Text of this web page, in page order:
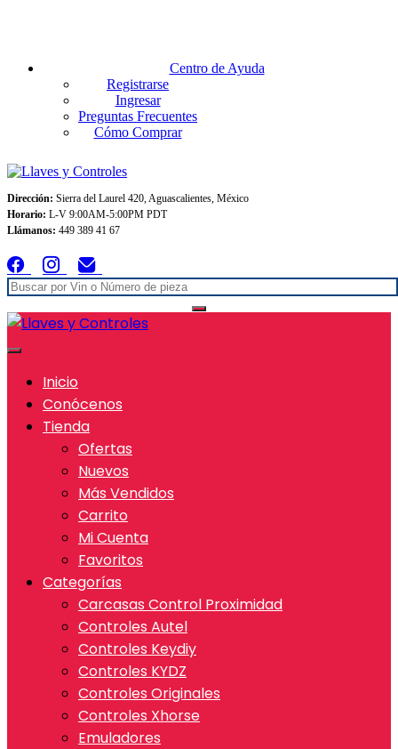
Centro de Ayuda
Registrarse
Ingresar
Preguntas Frecuentes
Cómo Comprar
Dirección: Sierra del Laurel 420, Aguascalientes, México
Horario: L-V 9:00AM-5:00PM PDT
Llámanos: 449 389 41 67
Inicio
Conócenos
Tienda
Ofertas
Nuevos
Más Vendidos
Carrito
Mi Cuenta
Favoritos
Categorías
Carcasas Control Proximidad
Controles Autel
Controles Keydiy
Controles KYDZ
Controles Originales
Controles Xhorse
Emuladores